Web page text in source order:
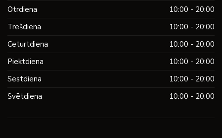
Otrdiena
10:00 - 20:00
Trešdiena
10:00 - 20:00
Ceturtdiena
10:00 - 20:00
Piektdiena
10:00 - 20:00
Sestdiena
10:00 - 20:00
Svētdiena
10:00 - 20:00